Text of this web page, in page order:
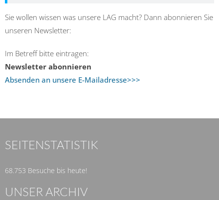
Sie wollen wissen was unsere LAG macht? Dann abonnieren Sie
unseren Newsletter:
Im Betreff bitte eintragen:
Newsletter abonnieren
Absenden an unsere E-Mailadresse>>>
SEITENSTATISTIK
68.753 Besuche bis heute!
UNSER ARCHIV